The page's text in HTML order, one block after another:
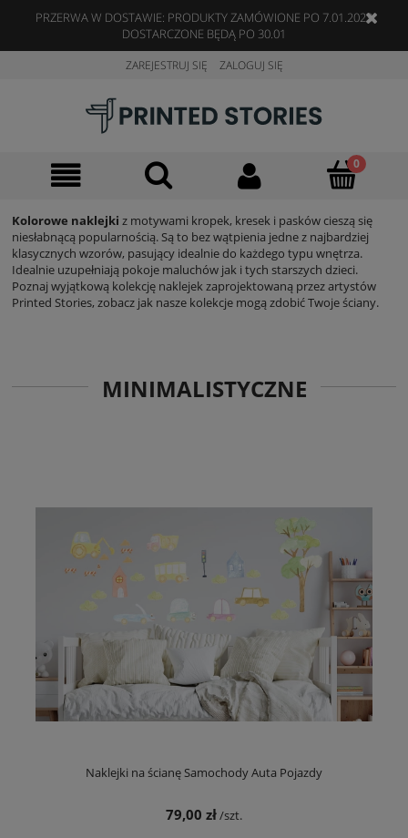
PRZERWA W DOSTAWIE: PRODUKTY ZAMÓWIONE PO 7.01.2023
DOSTARCZONE BĘDĄ PO 30.01
ZAREJESTRUJ SIĘ ZALOGUJ SIĘ
Kolorowe naklejki z motywami kropek, kresek i pasków cieszą się
niesłabnącą popularnością. Są to bez wątpienia jedne z najbardziej
klasycznych wzorów, pasujący idealnie do każdego typu wnętrza.
Idealnie uzupełniają pokoje maluchów jak i tych starszych dzieci.
Poznaj wyjątkową kolekcję naklejek zaprojektowaną przez artystów
Printed Stories, zobacz jak nasze kolekcje mogą zdobić Twoje ściany.
MINIMALISTYCZNE
Naklejki na ścianę Samochody Auta Pojazdy
79,00 zł/szt.